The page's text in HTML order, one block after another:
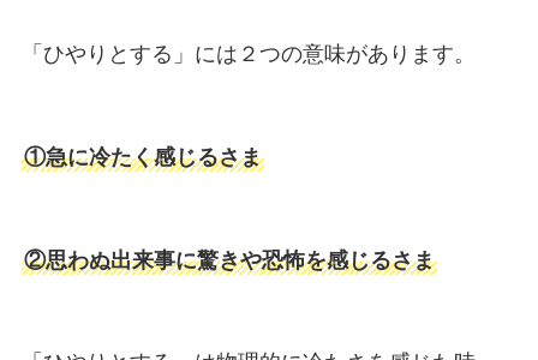
「ひやりとする」には２つの意味があります。
①急に冷たく感じるさま
②思わぬ出来事に驚きや恐怖を感じるさま